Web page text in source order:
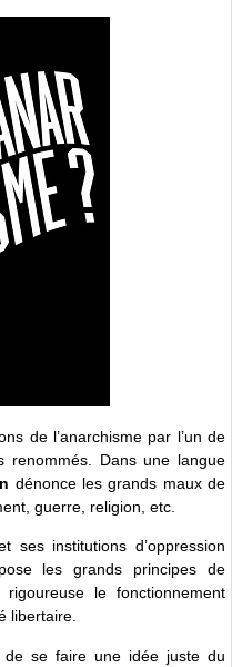
de l’anarchisme par l’un de
renommés. Dans une langue
dénonce les grands maux de
guerre, religion, etc.
ses institutions d’oppression
les grands principes de
le fonctionnement
libertaire.
se faire une idée juste du